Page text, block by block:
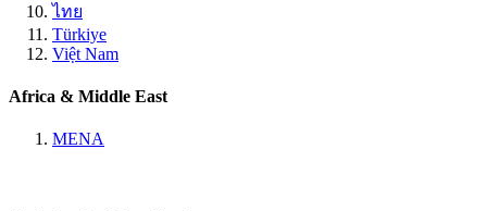
ไทย
Türkiye
Việt Nam
Africa & Middle East
MENA